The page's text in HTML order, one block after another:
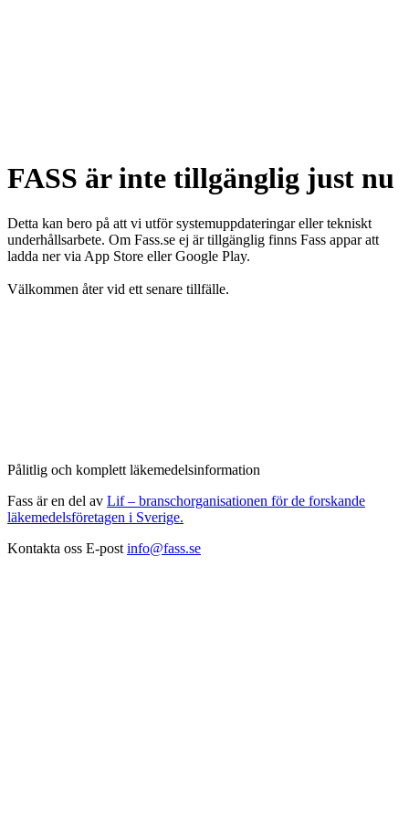
FASS är inte tillgänglig just nu
Detta kan bero på att vi utför systemuppdateringar eller tekniskt
underhållsarbete. Om Fass.se ej är tillgänglig finns Fass appar att
ladda ner via App Store eller Google Play.
Välkommen åter vid ett senare tillfälle.
Pålitlig och komplett läkemedelsinformation
Fass är en del av Lif – branschorganisationen för de forskande
läkemedelsföretagen i Sverige.
Kontakta oss E-post info@fass.se